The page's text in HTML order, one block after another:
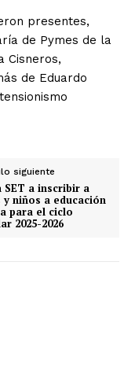
presentes,
de Pymes de la
Cisneros,
de Eduardo
siguiente
SET a inscribir a
y niños a educación
para el ciclo
2025-2026